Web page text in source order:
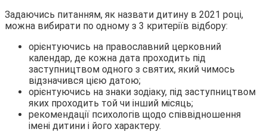
Задаючись питанням, як назвати дитину в 2021 році,
можна вибирати по одному з 3 критеріїв відбору:
орієнтуючись на православний церковний
календар, де кожна дата проходить під
заступництвом одного з святих, який чимось
відзначився цією датою;
орієнтуючись на знаки зодіаку, під заступництвом
яких проходить той чи інший місяць;
рекомендації психологів щодо співвідношення
імені дитини і його характеру.